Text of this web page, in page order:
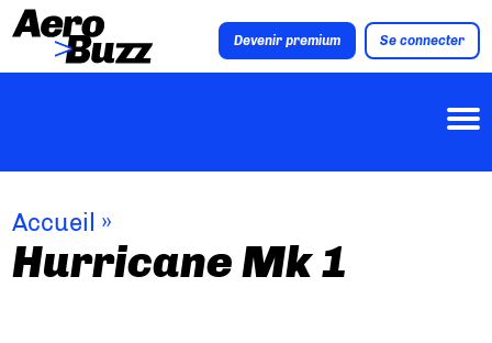
Devenir premium Se connecter
Accueil »
Hurricane Mk 1